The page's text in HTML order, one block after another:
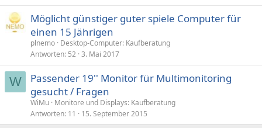
Möglicht günstiger guter spiele Computer für
einen 15 Jährigen
plnemo Desktop-Computer: Kaufberatung
Antworten 52 3. Mai 2017
W
Passender 19'' Monitor für Multimonitoring
gesucht / Fragen
WiMu Monitore und Displays: Kaufberatung
Antworten 11 15. September 2015